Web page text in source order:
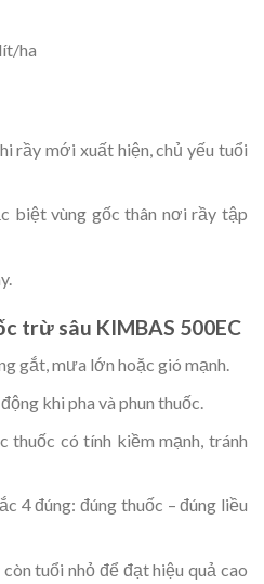
ha
rầy mới xuất hiện, chủ yếu tuổi
biệt vùng gốc thân nơi rầy tập
trừ sâu KIMBAS 500EC
gắt, mưa lớn hoặc gió mạnh.
khi pha và phun thuốc.
thuốc có tính kiềm mạnh, tránh
4 đúng: đúng thuốc – đúng liều
tuổi nhỏ để đạt hiệu quả cao